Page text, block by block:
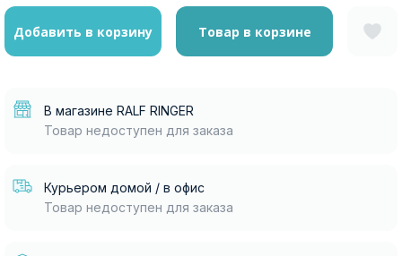
Добавить в корзину Товар в корзине
В магазине RALF RINGER
Товар недоступен для заказа
Курьером домой / в офис
Товар недоступен для заказа